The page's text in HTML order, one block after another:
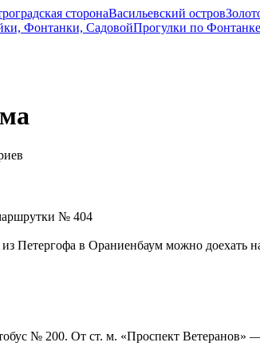
сторонаВасильевский остров
Фонтанки, СадовойПрогулки по Фонтанке
№ 404
Петергофа в Ораниенбаум можно доехать
№ 200. От ст. м. «Проспект Ветеранов»